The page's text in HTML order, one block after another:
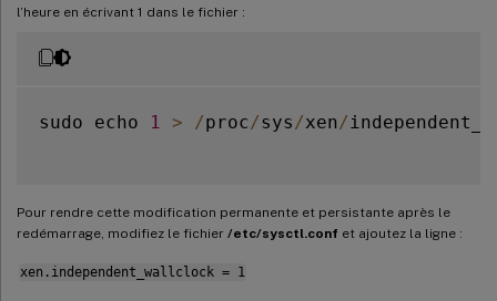
l’heure en écrivant 1 dans le fichier :
sudo echo 1 > /proc/sys /xen/
Pour rendre cette modification permanente et persistante après le
redémarrage, modifiez le fichier /etc/sysctl.conf et ajoutez la ligne :
xen.independent_wallclock = 1